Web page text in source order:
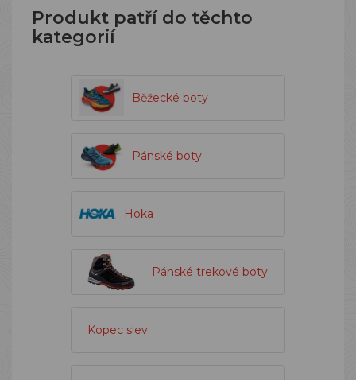
Produkt patří do těchto
kategorií
Běžecké boty
Pánské boty
Hoka
Pánské trekové boty
Kopec slev